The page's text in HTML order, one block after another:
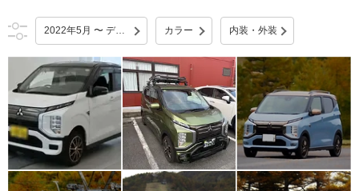
2022年5月 〜 デビュー カラー 内装・外装